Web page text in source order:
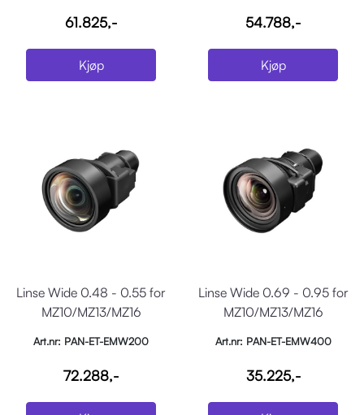
61.825,-
Kjøp
54.788,-
Kjøp
Linse Wide 0.48 - 0.55 for
MZ10/MZ13/MZ16
Art.nr: PAN-ET-EMW200
72.288,-
Linse Wide 0.69 - 0.95 for
MZ10/MZ13/MZ16
Art.nr: PAN-ET-EMW400
35.225,-